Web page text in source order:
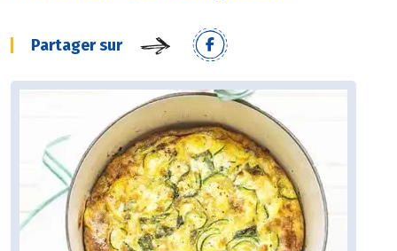
Partager sur